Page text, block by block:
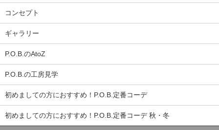
コンセプト
ギャラリー
P.O.B.のAtoZ
P.O.B.の工房見学
初めましての方におすすめ！P.O.B.定番コーデ
初めましての方におすすめ！P.O.B.定番コーデ 秋・冬